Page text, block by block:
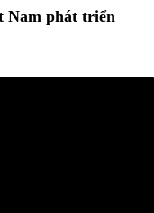
Nam phát triển